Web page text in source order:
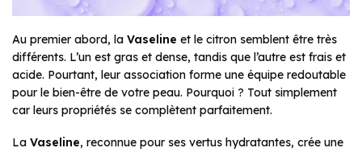
Au premier abord, la Vaseline et le citron semblent être très
différents. L’un est gras et dense, tandis que l’autre est frais et
acide. Pourtant, leur association forme une équipe redoutable
pour le bien-être de votre peau. Pourquoi ? Tout simplement
car leurs propriétés se complètent parfaitement.
La Vaseline, reconnue pour ses vertus hydratantes, crée une